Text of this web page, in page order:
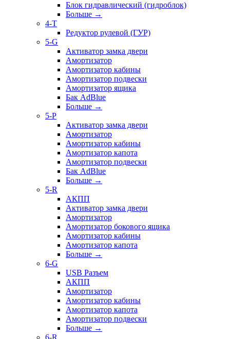
Блок гидравлический (гидроблок)
Больше →
4-T
Редуктор рулевой (ГУР)
5-G
Активатор замка двери
Амортизатор
Амортизатор кабины
Амортизатор подвески
Амортизатор ящика
Бак AdBlue
Больше →
5-P
Активатор замка двери
Амортизатор
Амортизатор кабины
Амортизатор капота
Амортизатор подвески
Бак AdBlue
Больше →
5-R
АКПП
Активатор замка двери
Амортизатор
Амортизатор бокового ящика
Амортизатор кабины
Амортизатор капота
Больше →
6-G
USB Разъем
АКПП
Амортизатор
Амортизатор кабины
Амортизатор капота
Амортизатор подвески
Больше →
6-R